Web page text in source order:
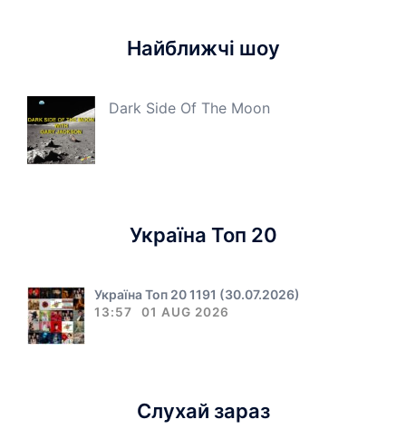
Найближчі шоу
Dark Side Of The Moon
Україна Топ 20
Україна Топ 20 1191 (30.07.2026)
13:57 01 AUG 2026
Слухай зараз